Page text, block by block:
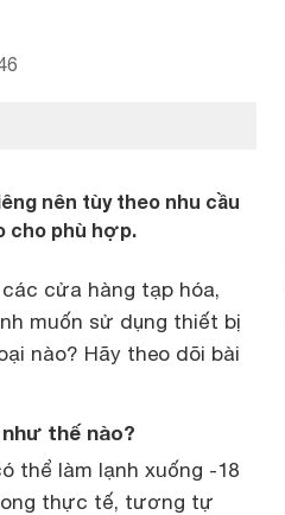
nên tùy theo nhu cầu
cho phù hợp.
cửa hàng tạp hóa,
muốn sử dụng thiết bị
nào? Hãy theo dõi bài
thế nào?
thể làm lạnh xuống -18
thực tế, tương tự